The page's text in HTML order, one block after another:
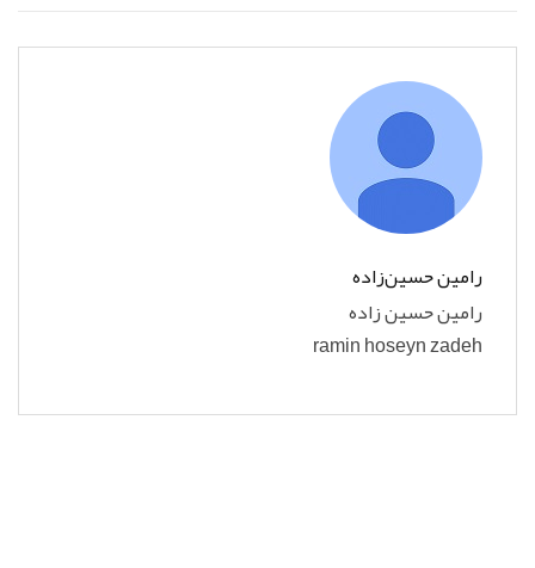
رامین حسین‌زاده
رامین حسین زاده
ramin hoseyn zadeh